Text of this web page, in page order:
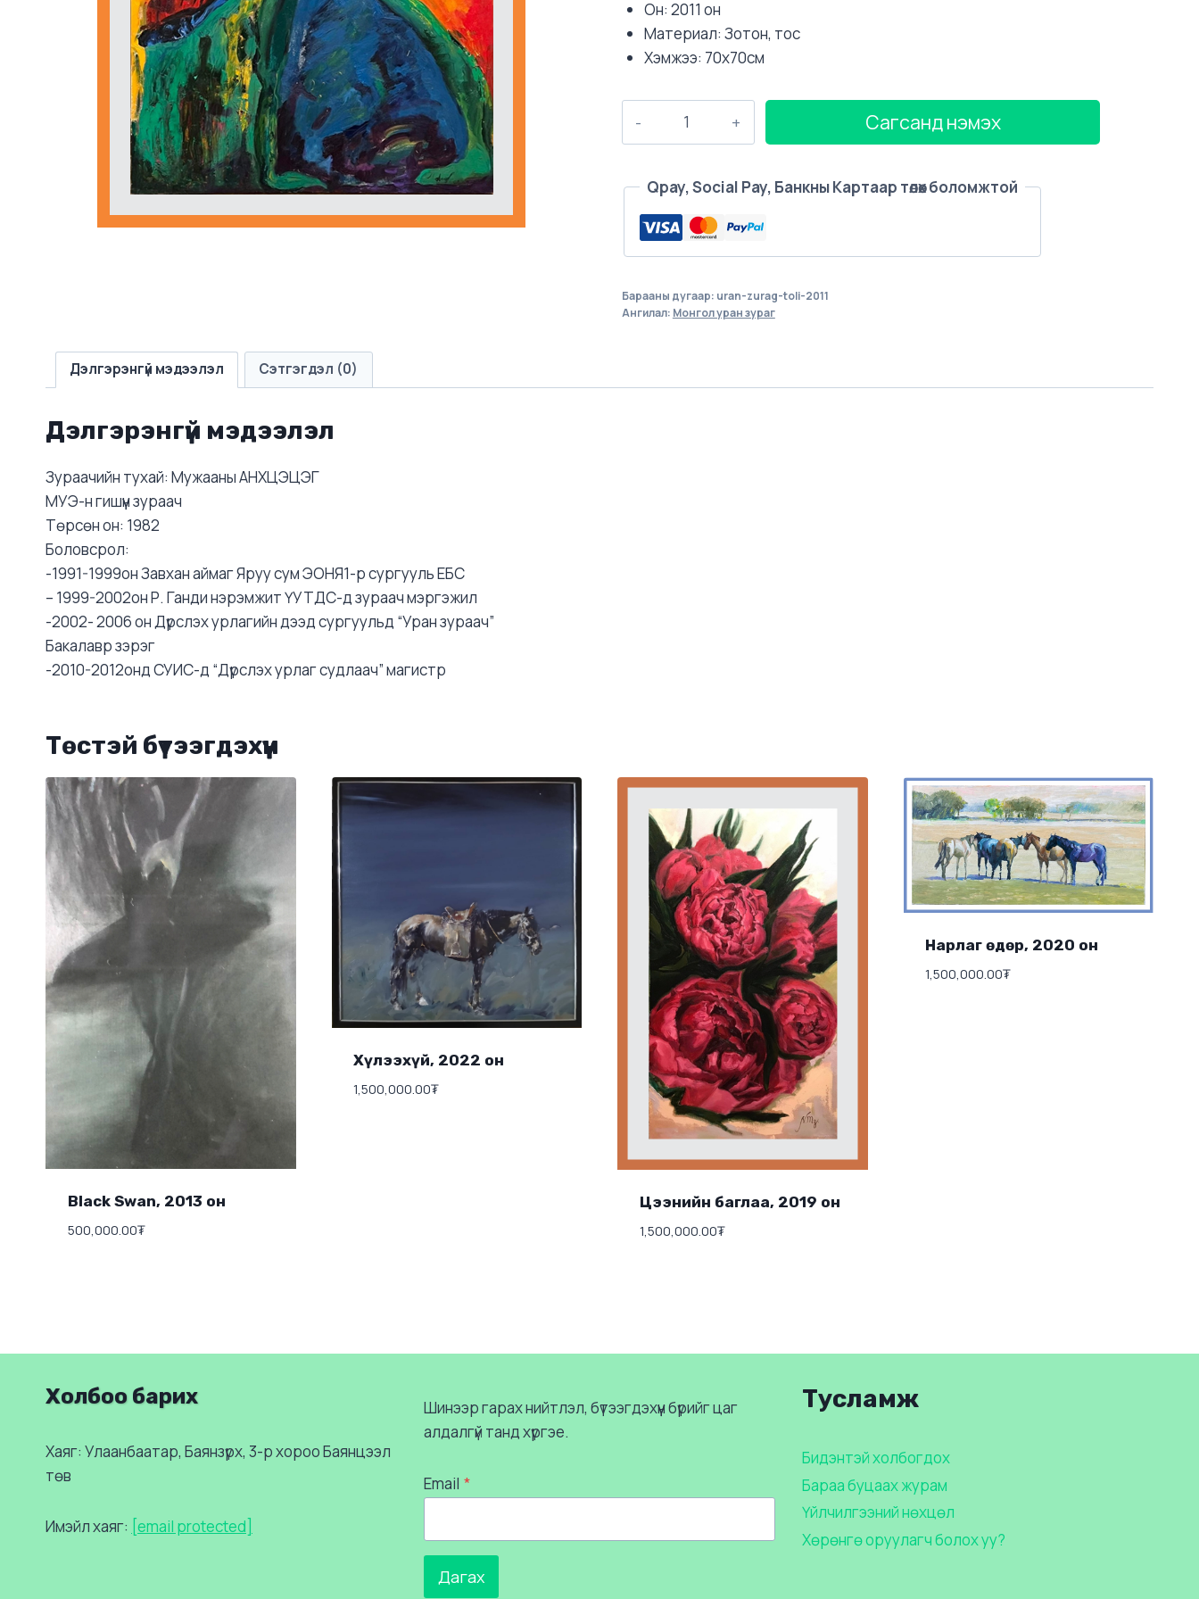
Он: 2011 он
Материал: Зотон, тос
Хэмжээ: 70х70см
quantity
Сагсанд нэмэх
Qpay, Social Pay, Банкны Картаар төлөх боломжтой
Барааны дугаар: uran-zurag-toli-2011
Ангилал: Монгол уран зураг
Дэлгэрэнгүй мэдээлэл Сэтгэгдэл (0)
Дэлгэрэнгүй мэдээлэл
Зураачийн тухай: Мужааны АНХЦЭЦЭГ
МУЭ-н гишүүн зураач
Төрсөн он: 1982
Боловсрол:
-1991-1999он Завхан аймаг Яруу сум ЭОНЯ1-р сургууль ЕБС
– 1999-2002он Р. Ганди нэрэмжит ҮУТДС-д зураач мэргэжил
-2002- 2006 он Дүрслэх урлагийн дээд сургуульд “Уран зураач”
Бакалавр зэрэг
-2010-2012онд СУИС-д “Дүрслэх урлаг судлаач” магистр
Төстэй бүтээгдэхүүн
Black Swan, 2013 он
500,000.00₮
Хүлээхүй, 2022 он
1,500,000.00₮
Цээнийн баглаа, 2019 он
1,500,000.00₮
Нарлаг өдөр, 2020 он
1,500,000.00₮
Холбоо барих
Хаяг: Улаанбаатар, Баянзүрх, 3-р хороо Баянцээл
төв
Имэйл хаяг: [email protected]
Шинээр гарах нийтлэл, бүтээгдэхүүн бүрийг цаг
алдалгүй танд хүргэе.
Email *
Дагах
Тусламж
Бидэнтэй холбогдох
Бараа буцаах журам
Үйлчилгээний нөхцөл
Хөрөнгө оруулагч болох уу?